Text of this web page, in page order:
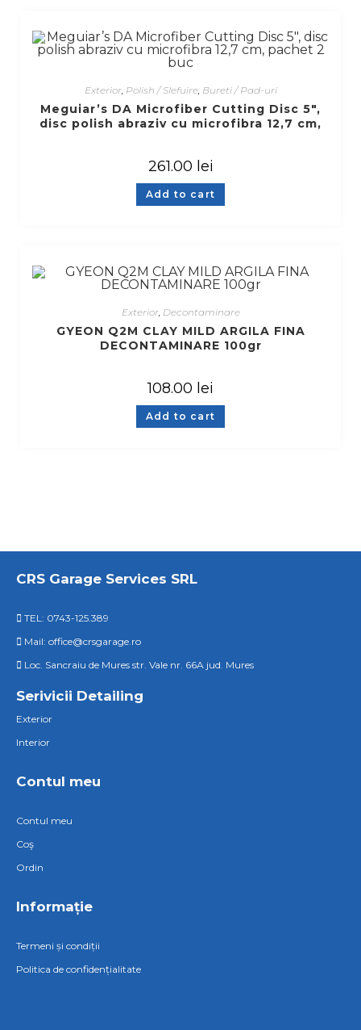
Exterior, Polish / Slefuire, Bureti / Pad-uri
Meguiar’s DA Microfiber Cutting Disc 5″,
disc polish abraziv cu microfibra 12,7 cm,
261.00 lei
Add to cart
Exterior, Decontaminare
GYEON Q2M CLAY MILD ARGILA FINA
DECONTAMINARE 100gr
108.00 lei
Add to cart
CRS Garage Services SRL
TEL: 0743-125.389
Mail: office@crsgarage.ro
Loc. Sancraiu de Mures str. Vale nr. 66A jud. Mures
Serivicii Detailing
Exterior
Interior
Contul meu
Contul meu
Coş
Ordin
Informație
Termeni și condiții
Politica de confidențialitate